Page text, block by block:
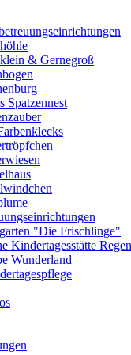
& Gernegroß
Spatzennest
"Die Frischlinge"
Kindertagesstätte
Wunderland